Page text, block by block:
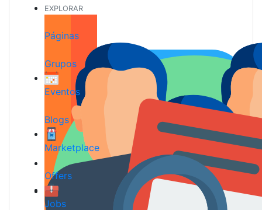
EXPLORAR
Páginas
Grupos
Eventos
Blogs
Marketplace
Offers
Jobs